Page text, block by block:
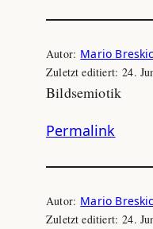
Autor: Mario Breskic
Zuletzt editiert:24.
Bildsemiotik
Permalink
Autor: Mario Breskic
Zuletzt editiert:24.